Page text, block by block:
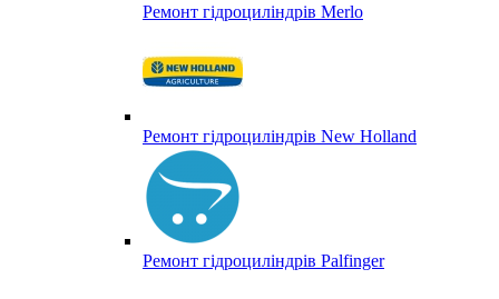
Ремонт гідроциліндрів Merlo
Ремонт гідроциліндрів New Holland
Ремонт гідроциліндрів Palfinger